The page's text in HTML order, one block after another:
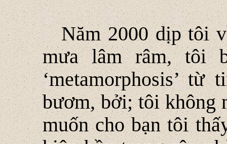
Năm 2000 dịp tôi
mưa lâm râm, tôi
‘metamorphosis’
bươm, bởi; tôi không
muốn cho bạn tôi